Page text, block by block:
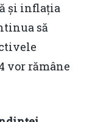
și inflația
să
vor rămâne